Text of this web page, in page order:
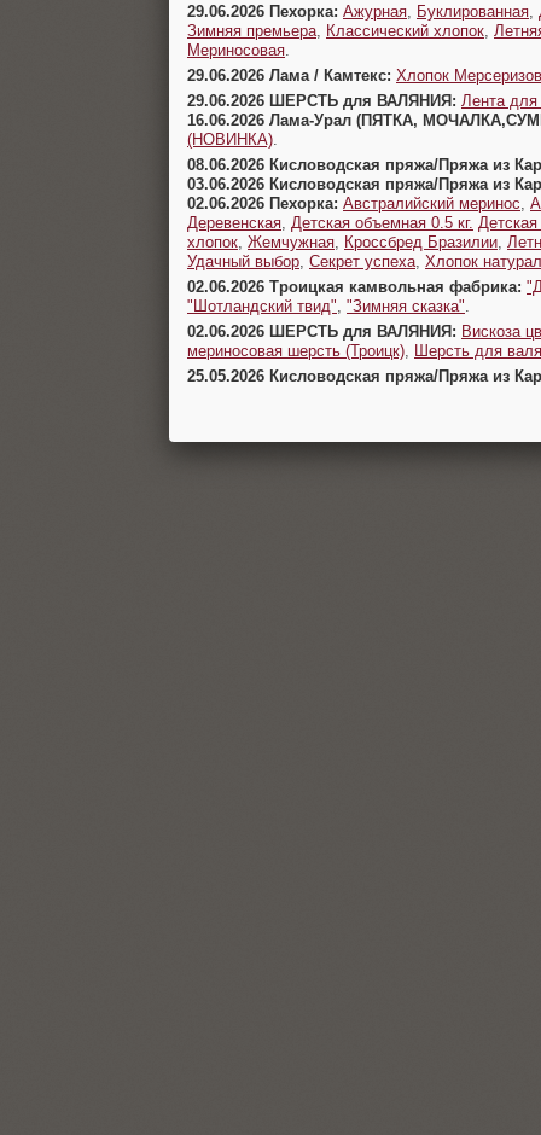
29.06.2026 Пехорка: Ажурная Буклированная
Зимняя премьера
Классический хлопок
Мериносовая
29.06.2026 Лама / Камтекс: Хлопок
29.06.2026 ШЕРСТЬ для ВАЛЯНИЯ: Лента для
16.06.2026 Лама-Урал (ПЯТКА,
(НОВИНКА)
08.06.2026 Кисловодская пряжа/Пряжа из
03.06.2026 Кисловодская пряжа/Пряжа из
02.06.2026 Пехорка: Австралийский меринос
Деревенская Детская объемная 0.5 кг.
хлопок Жемчужная Кроссбред Бразилии
Удачный выбор Секрет успеха Хлопок
02.06.2026 Троицкая камвольная фабрика:
"Шотландский твид" "Зимняя сказка"
02.06.2026 ШЕРСТЬ для ВАЛЯНИЯ: Вискоза
мериносовая шерсть (Троицк)
Шерсть для
25.05.2026 Кисловодская пряжа/Пряжа из